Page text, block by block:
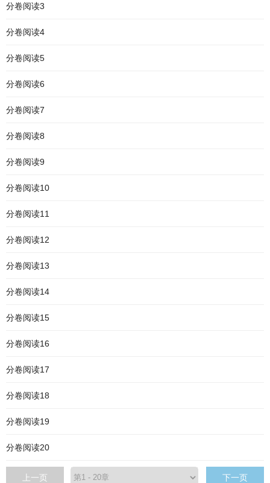
分卷阅读3
分卷阅读4
分卷阅读5
分卷阅读6
分卷阅读7
分卷阅读8
分卷阅读9
分卷阅读10
分卷阅读11
分卷阅读12
分卷阅读13
分卷阅读14
分卷阅读15
分卷阅读16
分卷阅读17
分卷阅读18
分卷阅读19
分卷阅读20
上一页 下一页